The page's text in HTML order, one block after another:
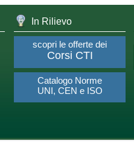
In Rilievo
scopri le offerte dei
Corsi CTI
Catalogo Norme
UNI, CEN e ISO